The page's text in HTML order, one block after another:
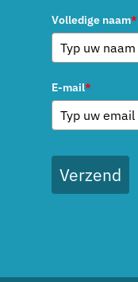
Volledige naam*
E-mail*
Verzend